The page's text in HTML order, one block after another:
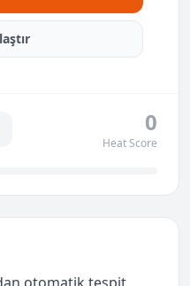
0
Heat Score